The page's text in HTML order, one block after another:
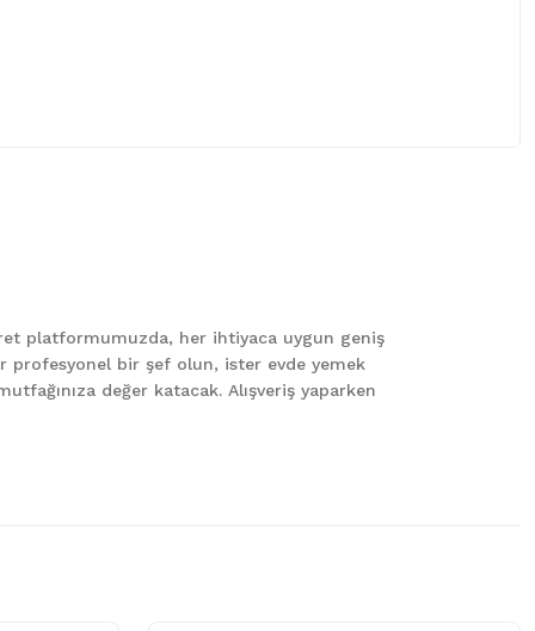
platformumuzda, her ihtiyaca uygun geniş
profesyonel bir şef olun, ister evde yemek
değer katacak. Alışveriş yaparken